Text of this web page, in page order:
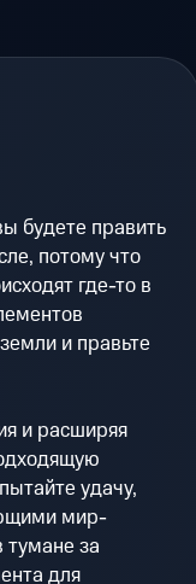
будете править
потому что
где-то в
и правьте
и расширяя
удачу,
мир-
тумане за
для